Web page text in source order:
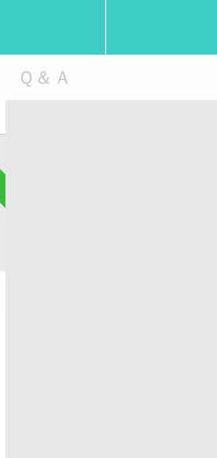
Ｑ＆Ａ